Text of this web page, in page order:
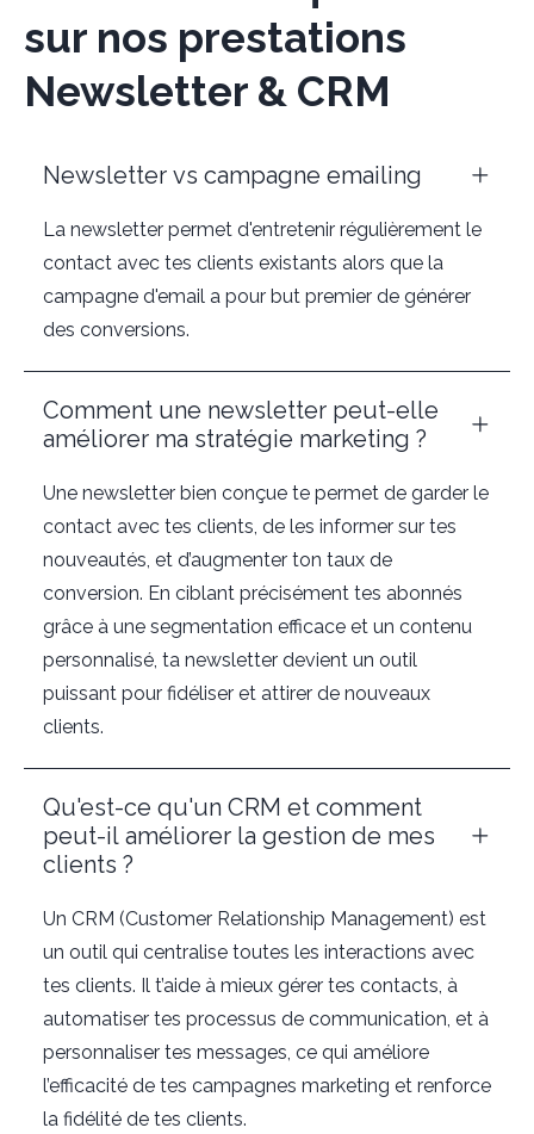
sur nos prestations
Newsletter & CRM
Newsletter vs campagne emailing
La newsletter permet d'entretenir régulièrement le
contact avec tes clients existants alors que la
campagne d'email a pour but premier de générer
des conversions.
Comment une newsletter peut-elle
améliorer ma stratégie marketing ?
Une newsletter bien conçue te permet de garder le
contact avec tes clients, de les informer sur tes
nouveautés, et d’augmenter ton taux de
conversion. En ciblant précisément tes abonnés
grâce à une segmentation efficace et un contenu
personnalisé, ta newsletter devient un outil
puissant pour fidéliser et attirer de nouveaux
clients.
Qu'est-ce qu'un CRM et comment
peut-il améliorer la gestion de mes
clients ?
Un CRM (Customer Relationship Management) est
un outil qui centralise toutes les interactions avec
tes clients. Il t’aide à mieux gérer tes contacts, à
automatiser tes processus de communication, et à
personnaliser tes messages, ce qui améliore
l’efficacité de tes campagnes marketing et renforce
la fidélité de tes clients.